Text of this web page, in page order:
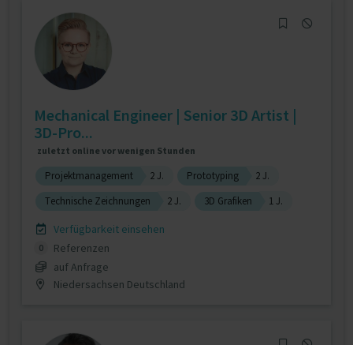
Mechanical Engineer | Senior 3D Artist |
3D-Pro...
zuletzt online vor wenigen Stunden
Projektmanagement 2 J. Prototyping
2 J.
Technische Zeichnungen
2 J. 3D Grafiken 1 J.
Verfügbarkeit einsehen
0
Referenzen
auf Anfrage
Niedersachsen Deutschland